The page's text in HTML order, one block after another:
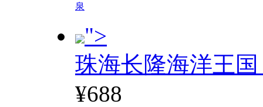
泉
">
珠海长隆海洋王
¥688